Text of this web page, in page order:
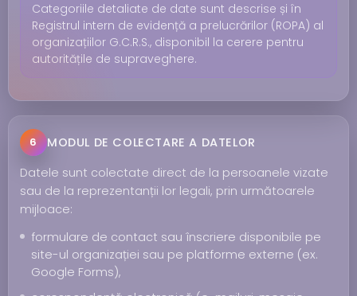
Categoriile detaliate de date sunt descrise și în
Registrul intern de evidență a prelucrărilor (ROPA) al
organizațiilor G.C.R.S., disponibil la cerere pentru
autoritățile de supraveghere.
6
MODUL DE COLECTARE A DATELOR
Datele sunt colectate direct de la persoanele vizate
sau de la reprezentanții lor legali, prin următoarele
mijloace:
formulare de contact sau înscriere disponibile pe
site-ul organizației sau pe platforme externe (ex.
Google Forms),